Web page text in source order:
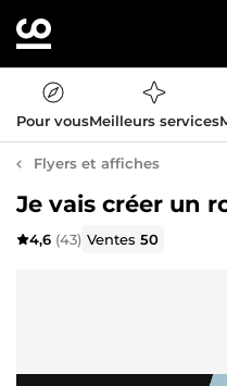
Pour vousMeilleurs services
Flyers et affiches
Je vais créer un
4,6 (43) Ventes50